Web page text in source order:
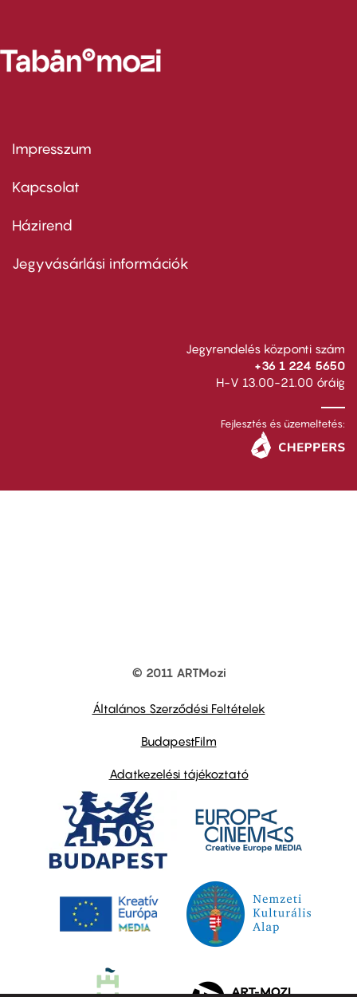
Footer
first
Impresszum
Kapcsolat
Footer
second
Házirend
Jegyvásárlási információk
Jegyrendelés központi szám
+36 1 224 5650
H-V 13.00-21.00 óráig
Fejlesztés és üzemeltetés:
© 2011 ARTMozi
Általános Szerződési Feltételek
BudapestFilm
Adatkezelési tájékoztató